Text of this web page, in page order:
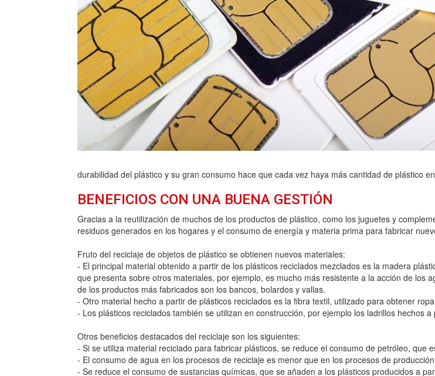
durabilidad del plástico y su gran consumo hace que cada vez haya más cantidad de plástico
BENEFICIOS CON UNA BUENA GESTIÓN
Gracias a la reutilización de muchos de los productos de plástico, como los juguetes y
residuos generados en los hogares y el consumo de energía y materia prima para fabricar
Fruto del reciclaje de objetos de plástico se obtienen nuevos materiales:
- El principal material obtenido a partir de los plásticos reciclados mezclados es la madera
que presenta sobre otros materiales, por ejemplo, es mucho más resistente a la acción de
de los productos más fabricados son los bancos, bolardos y vallas.
- Otro material hecho a partir de plásticos reciclados es la fibra textil, utilizado para obtener
- Los plásticos reciclados también se utilizan en construcción, por ejemplo los ladrillos hechos
Otros beneficios destacados del reciclaje son los siguientes:
- Si se utiliza material reciclado para fabricar plásticos, se reduce el consumo de petróleo, que
- El consumo de agua en los procesos de reciclaje es menor que en los procesos de
- Se reduce el consumo de sustancias químicas, que se añaden a los plásticos producidos a